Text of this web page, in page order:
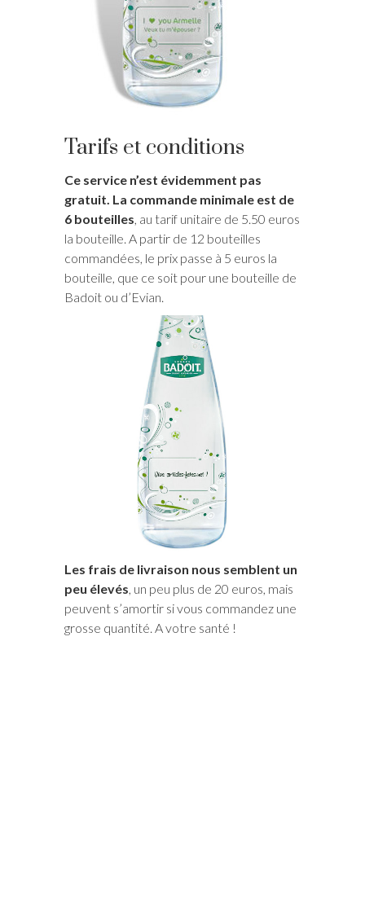
Tarifs et conditions
Ce service n’est évidemment pas
gratuit. La commande minimale est de
6 bouteilles , au tarif unitaire de 5.50 euros
la bouteille. A partir de 12 bouteilles
commandées, le prix passe à 5 euros la
bouteille, que ce soit pour une bouteille de
Badoit ou d’Evian.
Les frais de livraison nous semblent un
peu élevés , un peu plus de 20 euros, mais
peuvent s’amortir si vous commandez une
grosse quantité. A votre santé !